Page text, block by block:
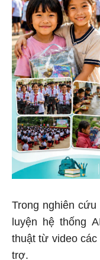
Trong nghiên
luyện hệ thống
thuật từ video
trợ.